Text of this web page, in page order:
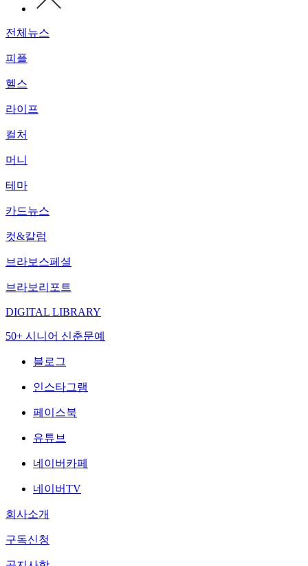
전체뉴스
피플
헬스
라이프
컬처
머니
테마
카드뉴스
컷&칼럼
브라보스페셜
브라보리포트
DIGITAL LIBRARY
50+ 시니어 신춘문예
블로그
인스타그램
페이스북
유튜브
네이버카페
네이버TV
회사소개
구독신청